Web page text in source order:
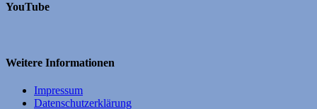
YouTube
Weitere Informationen
Impressum
Datenschutzerklärung